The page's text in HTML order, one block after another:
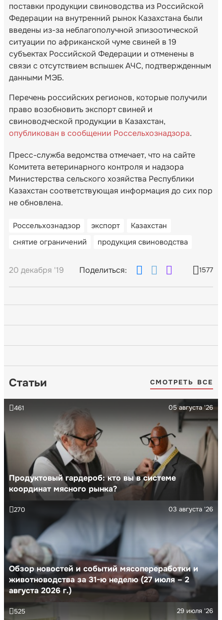
поставки продукции свиноводства из Российской
Федерации на внутренний рынок Казахстана были
введены из-за неблагополучной эпизоотической
ситуации по африканской чуме свиней в 19
субъектах Российской Федерации и отменены в
связи с отсутствием вспышек АЧС, подтвержденным
данными МЭБ.
Перечень российских регионов, которые получили
право возобновить экспорт свиней и
свиноводческой продукции в Казахстан,
опубликован в сообщении Россельхознадзора.
Пресс-служба ведомства отмечает, что на сайте
Комитета ветеринарного контроля и надзора
Министерства сельского хозяйства Республики
Казахстан соответствующая информация до сих пор
не обновлена.
Россельхознадзор экспорт
Казахстан
снятие ограничений
продукция свиноводства
20 декабря '19 Поделиться: 1577
Статьи СМОТРЕТЬ ВСЕ
Продуктовый гардероб: кто вы в системе
координат мясного рынка?
05 августа '26
461
Обзор новостей и событий мясопереработки и
животноводства за 31-ю неделю (27 июля – 2
августа 2026 г.)
03 августа '26
270
29 июля '26
525